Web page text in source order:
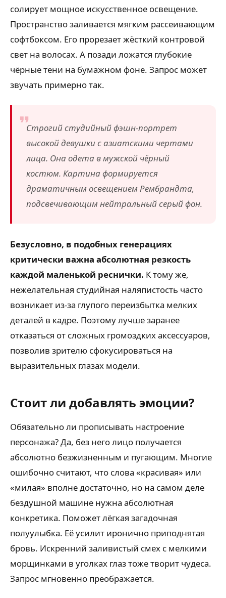
солирует мощное искусственное освещение.
Пространство заливается мягким рассеивающим
софтбоксом. Его прорезает жёсткий контровой
свет на волосах. А позади ложатся глубокие
чёрные тени на бумажном фоне. Запрос может
звучать примерно так.
Строгий студийный фэшн-портрет
высокой девушки с азиатскими чертами
лица. Она одета в мужской чёрный
костюм. Картина формируется
драматичным освещением Рембрандта,
подсвечивающим нейтральный серый фон.
Безусловно, в подобных генерациях
критически важна абсолютная резкость
каждой маленькой реснички. К тому же,
нежелательная студийная наляпистость часто
возникает из-за глупого переизбытка мелких
деталей в кадре. Поэтому лучше заранее
отказаться от сложных громоздких аксессуаров,
позволив зрителю сфокусироваться на
выразительных глазах модели.
Стоит ли добавлять эмоции?
Обязательно ли прописывать настроение
персонажа? Да, без него лицо получается
абсолютно безжизненным и пугающим. Многие
ошибочно считают, что слова «красивая» или
«милая» вполне достаточно, но на самом деле
бездушной машине нужна абсолютная
конкретика. Поможет лёгкая загадочная
полуулыбка. Её усилит иронично приподнятая
бровь. Искренний заливистый смех с мелкими
морщинками в уголках глаз тоже творит чудеса.
Запрос мгновенно преображается.